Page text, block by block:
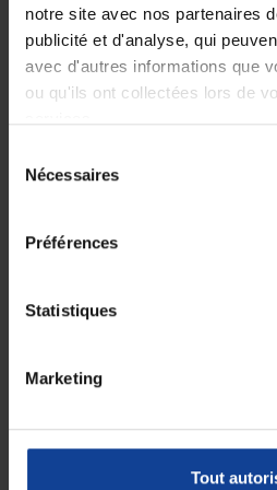
notre site avec nos partenaires
publicité et d'analyse, qui
avec d'autres informations que
ou qu'ils ont collectées lors de
Nécessaires
Préférences
Statistiques
Marketing
Tout
Description
Offretous les avantages du Stan the
Unité(s)